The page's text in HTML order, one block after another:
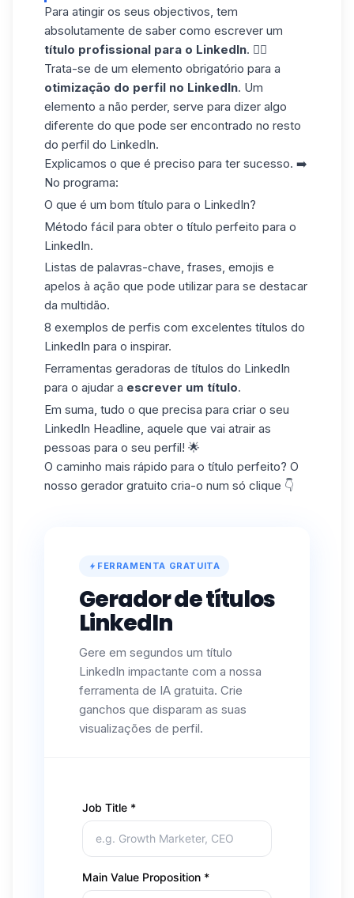
Para atingir os seus objectivos, tem
absolutamente de saber como escrever um
título profissional para o LinkedIn. ✍🏼
Trata-se de um elemento obrigatório para a
otimização do perfil no LinkedIn. Um
elemento a não perder, serve para dizer algo
diferente do que pode ser encontrado no resto
do perfil do LinkedIn.
Explicamos o que é preciso para ter sucesso. ➡️
No programa:
O que é um bom título para o LinkedIn?
Método fácil para obter o título perfeito para o
LinkedIn.
Listas de palavras-chave, frases, emojis e
apelos à ação que pode utilizar para se destacar
da multidão.
8 exemplos de perfis com excelentes títulos do
LinkedIn para o inspirar.
Ferramentas geradoras de títulos do LinkedIn
para o ajudar a escrever um título.
Em suma, tudo o que precisa para criar o seu
LinkedIn Headline, aquele que vai atrair as
pessoas para o seu perfil! 🌟
O caminho mais rápido para o título perfeito? O
nosso gerador gratuito cria-o num só clique 👇
FERRAMENTA GRATUITA
Gerador de títulos
LinkedIn
Gere em segundos um título
LinkedIn impactante com a nossa
ferramenta de IA gratuita. Crie
ganchos que disparam as suas
visualizações de perfil.